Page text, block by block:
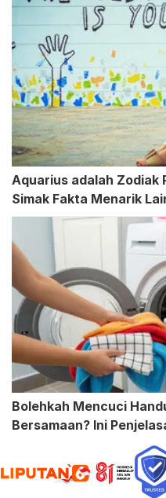
Aquarius adalah Zodiak
Simak Fakta Menarik
Bolehkah Mencuci
Bersamaan? Ini